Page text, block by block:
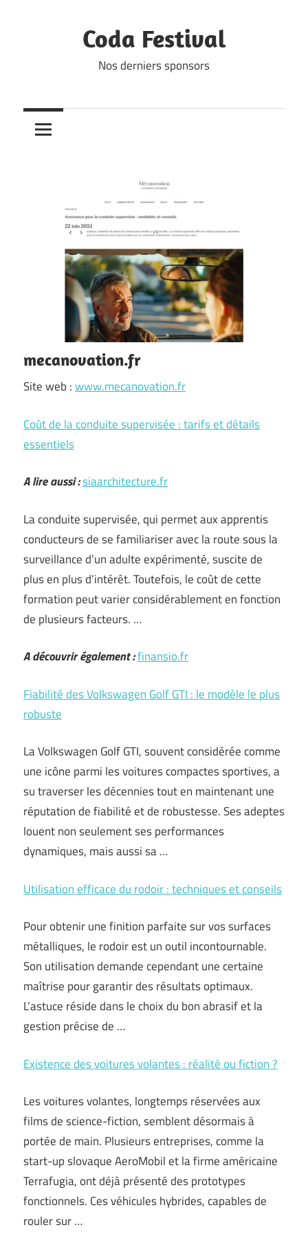
Coda Festival
Nos derniers sponsors
mecanovation.fr
Site web :www.mecanovation.fr
Coût de la conduite supervisée : tarifs et détails
essentiels
A lire aussi :siaarchitecture.fr
La conduite supervisée, qui permet aux apprentis
conducteurs de se familiariser avec la route sous la
surveillance d’un adulte expérimenté, suscite de
plus en plus d’intérêt. Toutefois, le coût de cette
formation peut varier considérablement en fonction
de plusieurs facteurs. …
A découvrir également :finansio.fr
Fiabilité des Volkswagen Golf GTI : le modèle le plus
robuste
La Volkswagen Golf GTI, souvent considérée comme
une icône parmi les voitures compactes sportives, a
su traverser les décennies tout en maintenant une
réputation de fiabilité et de robustesse. Ses adeptes
louent non seulement ses performances
dynamiques, mais aussi sa …
Utilisation efficace du rodoir : techniques et conseils
Pour obtenir une finition parfaite sur vos surfaces
métalliques, le rodoir est un outil incontournable.
Son utilisation demande cependant une certaine
maîtrise pour garantir des résultats optimaux.
L’astuce réside dans le choix du bon abrasif et la
gestion précise de …
Existence des voitures volantes : réalité ou fiction ?
Les voitures volantes, longtemps réservées aux
films de science-fiction, semblent désormais à
portée de main. Plusieurs entreprises, comme la
start-up slovaque AeroMobil et la firme américaine
Terrafugia, ont déjà présenté des prototypes
fonctionnels. Ces véhicules hybrides, capables de
rouler sur …